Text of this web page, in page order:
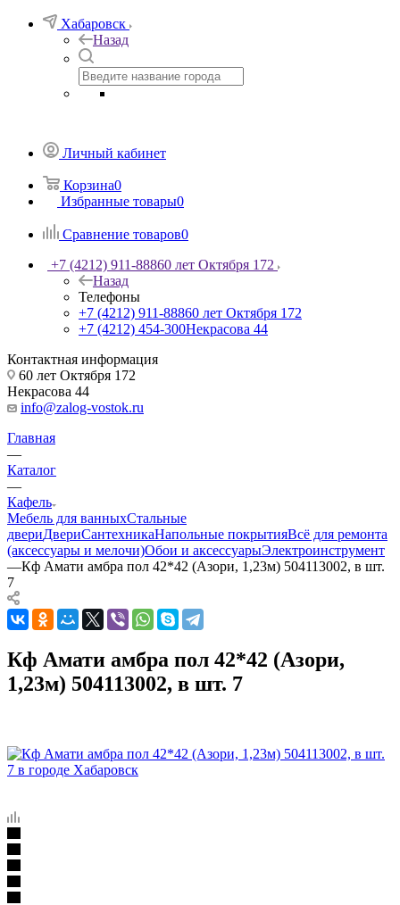
Хабаровск
Назад
Личный кабинет
Корзина0
Избранные товары0
Сравнение товаров0
+7 (4212) 911-88860 лет Октября 172
Назад
Телефоны
+7 (4212) 911-88860 лет Октября 172
+7 (4212) 454-300Некрасова 44
Контактная информация
60 лет Октября 172
Некрасова 44
info@zalog-vostok.ru
Главная
—
Каталог
—
Кафель
Мебель для ванныхСтальные
двериДвериСантехникаНапольные покрытияВсё для ремонта
(аксессуары и мелочи)Обои и аксессуарыЭлектроинструмент
—Кф Амати амбра пол 42*42 (Азори, 1,23м) 504113002, в шт.
7
Кф Амати амбра пол 42*42 (Азори,
1,23м) 504113002, в шт. 7